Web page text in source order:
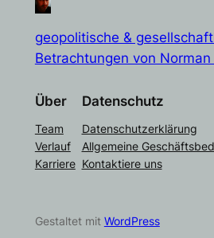
geopolitische &
Betrachtungen von
Über
Team
Verlauf
Karriere
Datenschutz
Datenschutzerklärung
Allgemeine
Kontaktiere uns
Gestaltet mit WordPress